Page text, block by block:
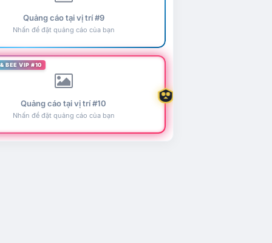
Quảng cáo tại vị trí #9
Nhấn để đặt quảng cáo của bạn
BEE VIP #10
Quảng cáo tại vị trí #10
Nhấn để đặt quảng cáo của bạn